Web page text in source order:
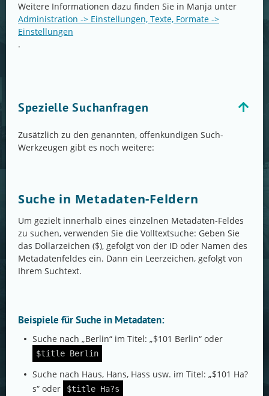
Weitere Informationen dazu finden Sie in Manja unter
Administration -> Einstellungen, Texte, Formate ->
Einstellungen
.
Spezielle Suchanfragen
Zusätzlich zu den genannten, offenkundigen Such-
Werkzeugen gibt es noch weitere:
Suche in Metadaten-Feldern
Um gezielt innerhalb eines einzelnen Metadaten-Feldes
zu suchen, verwenden Sie die Volltextsuche: Geben Sie
das Dollarzeichen ($), gefolgt von der ID oder Namen des
Metadatenfeldes ein. Dann ein Leerzeichen, gefolgt von
Ihrem Suchtext.
Beispiele für Suche in Metadaten:
Suche nach „Berlin“ im Titel: „$101 Berlin“ oder
$title Berlin
Suche nach Haus, Hans, Hass usw. im Titel: „$101 Ha?
s“ oder
$title Ha?s